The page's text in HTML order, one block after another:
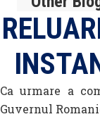
Ca urmare a
Guvernul